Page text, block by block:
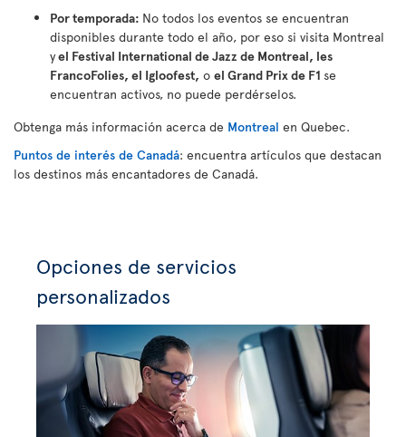
Por temporada: No todos los eventos se encuentran
disponibles durante todo el año, por eso si visita Montreal
yel Festival International de Jazz de Montreal, les
FrancoFolies, el Igloofest, o el Grand Prix de F1 se
encuentran activos, no puede perdérselos.
Obtenga más información acerca de Montreal en Quebec.
Puntos de interés de Canadá: encuentra artículos que destacan
los destinos más encantadores de Canadá.
Opciones de servicios
personalizados